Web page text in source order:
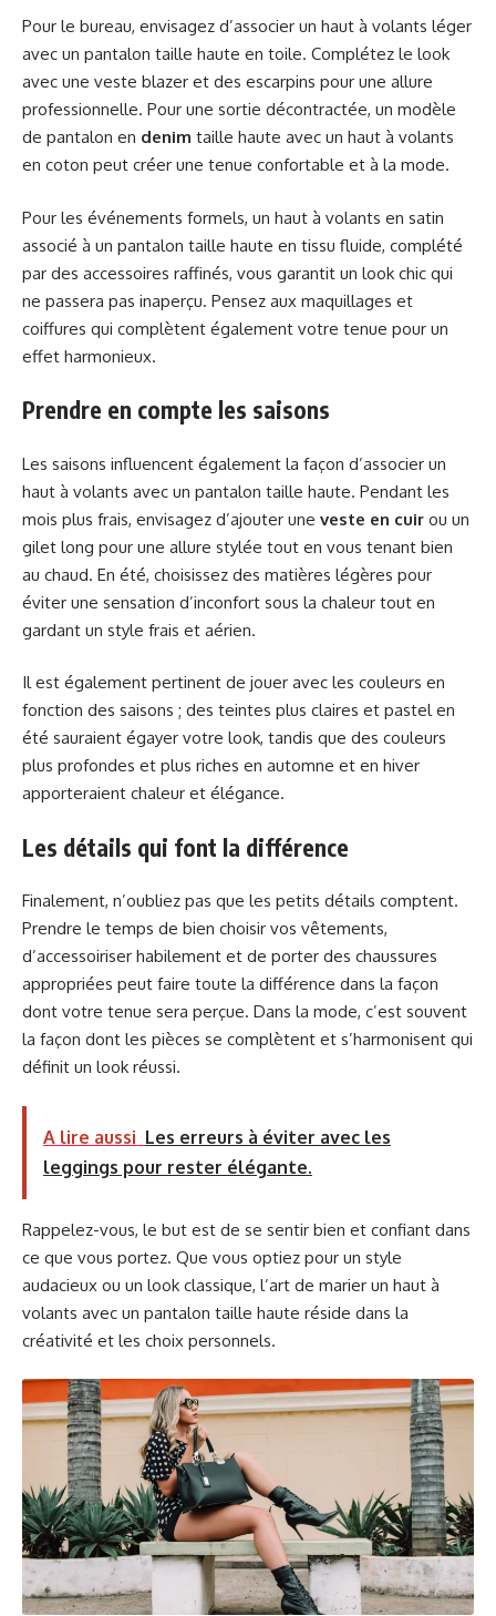
Pour le bureau, envisagez d’associer un haut à volants léger
avec un pantalon taille haute en toile. Complétez le look
avec une veste blazer et des escarpins pour une allure
professionnelle. Pour une sortie décontractée, un modèle
de pantalon en denim taille haute avec un haut à volants
en coton peut créer une tenue confortable et à la mode.
Pour les événements formels, un haut à volants en satin
associé à un pantalon taille haute en tissu fluide, complété
par des accessoires raffinés, vous garantit un look chic qui
ne passera pas inaperçu. Pensez aux maquillages et
coiffures qui complètent également votre tenue pour un
effet harmonieux.
Prendre en compte les saisons
Les saisons influencent également la façon d’associer un
haut à volants avec un pantalon taille haute. Pendant les
mois plus frais, envisagez d’ajouter une veste en cuir ou un
gilet long pour une allure stylée tout en vous tenant bien
au chaud. En été, choisissez des matières légères pour
éviter une sensation d’inconfort sous la chaleur tout en
gardant un style frais et aérien.
Il est également pertinent de jouer avec les couleurs en
fonction des saisons ; des teintes plus claires et pastel en
été sauraient égayer votre look, tandis que des couleurs
plus profondes et plus riches en automne et en hiver
apporteraient chaleur et élégance.
Les détails qui font la différence
Finalement, n’oubliez pas que les petits détails comptent.
Prendre le temps de bien choisir vos vêtements,
d’accessoiriser habilement et de porter des chaussures
appropriées peut faire toute la différence dans la façon
dont votre tenue sera perçue. Dans la mode, c’est souvent
la façon dont les pièces se complètent et s’harmonisent qui
définit un look réussi.
A lire aussi Les erreurs à éviter avec les
leggings pour rester élégante.
Rappelez-vous, le but est de se sentir bien et confiant dans
ce que vous portez. Que vous optiez pour un style
audacieux ou un look classique, l’art de marier un haut à
volants avec un pantalon taille haute réside dans la
créativité et les choix personnels.